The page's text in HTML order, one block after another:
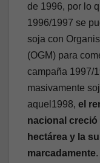
de 1996, por lo
1996/1997 se
soja con
(OGM) para
campaña 1997/
masivamente
aquel1998, el
nacional creció
hectárea y la
marcadamente